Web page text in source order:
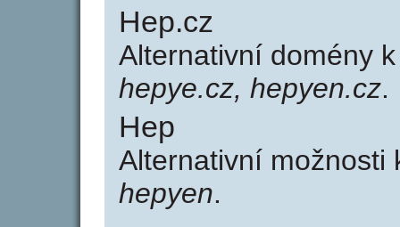
Hep.cz
Alternativní domény
hepye.cz, hepyen.cz.
Hep
Alternativní
hepyen.